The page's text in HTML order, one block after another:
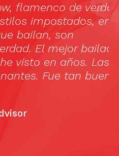
de verdad,
impostados, en
son
El mejor bailaor
en años. Las
Fue tan bueno